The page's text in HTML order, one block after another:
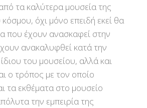
τα καλύτερα μουσεία της
όχι μόνο επειδή εκεί θα
που έχουν ανασκαφεί στην
ανακαλυφθεί κατά την
του μουσείου, αλλά και
ο τρόπος με τον οποίο
τα εκθέματα στο μουσείο
την εμπειρία της